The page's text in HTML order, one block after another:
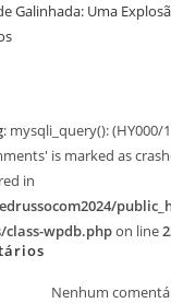
Galinhada: Uma
: mysqli_query(): (HY000/
is marked as
in
class-wpdb.phpon line
Nenhum